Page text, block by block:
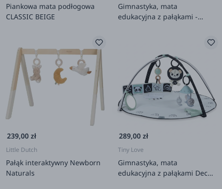
Piankowa mata podłogowa
CLASSIC BEIGE
Gimnastyka, mata
edukacyjna z pałąkami -
239,00 zł
Little Dutch
Pałąk interaktywny Newborn
Naturals
289,00 zł
Tiny Love
Gimnastyka, mata
edukacyjna z pałąkami Decor